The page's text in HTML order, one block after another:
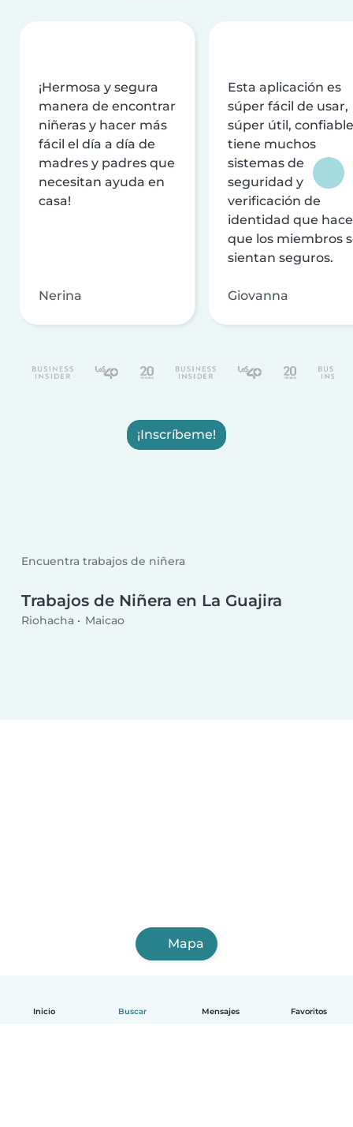
Inicio Buscar Mensajes Favoritos
¡Hermosa y segura
manera de encontrar
niñeras y hacer más
fácil el día a día de
madres y padres que
necesitan ayuda en
casa!
Nerina
Esta aplicación es
súper fácil de usar,
súper útil,
tiene muchos
sistemas de
seguridad y
verificación de
identidad que
que los miembros
sientan seguros.
Giovanna
¡Inscríbeme!
Encuentra trabajos de niñera
Trabajos de Niñera en La Guajira
Riohacha Maicao
Mapa